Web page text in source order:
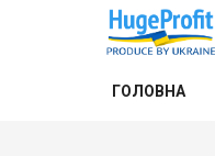
ГОЛОВНА